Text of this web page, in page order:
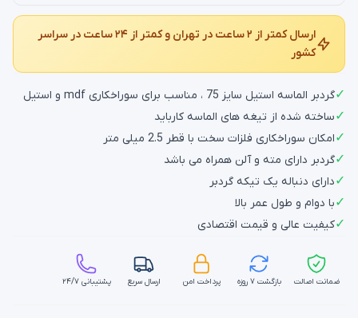
ارسال کمتر از ۲ ساعت در تهران و کمتر از ۲۴ ساعت در سراسر
کشور
✓گردبر الماسه استیل سایز 75 ، مناسب برای سوراخکاری mdf و استیل
✓ساخته شده از تیغه های الماسه کارباید
✓امکان سوراخکاری فلزات سخت با قطر 2.5 میلی متر
✓گردبر دارای مته و آلن همراه می باشد
✓دارای دنباله یک تیکه گردبر
✓با دوام و طول عمر بالا
✓کیفیت عالی و قیمت اقتصادی
ضمانت اصالت بازگشت ۷ روزه پرداخت امن ارسال سریع پشتیبانی ۲۴/۷